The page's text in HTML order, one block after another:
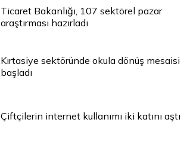
Ticaret Bakanlığı, 107 sektörel pazar
araştırması hazırladı
Kırtasiye sektöründe okula dönüş mesaisi
başladı
Çiftçilerin internet kullanımı iki katını aştı